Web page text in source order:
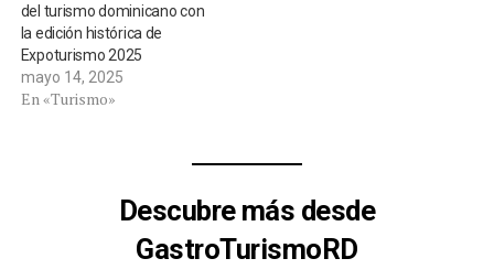
del turismo dominicano con
la edición histórica de
Expoturismo 2025
mayo 14, 2025
En «Turismo»
Descubre más desde
GastroTurismoRD